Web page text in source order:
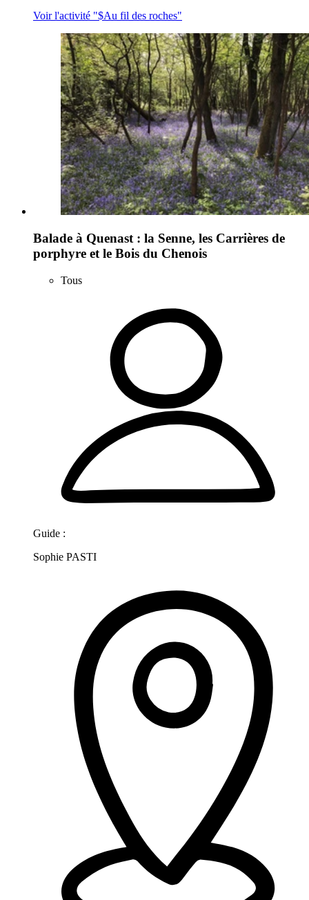
Voir l'activité "$Au fil des roches"
Balade à Quenast : la Senne, les Carrières de
porphyre et le Bois du Chenois
Tous
Guide :
Sophie PASTI